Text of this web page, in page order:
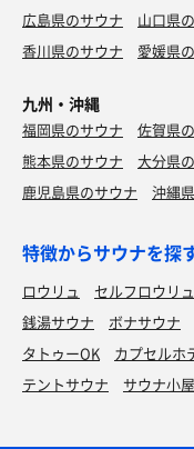
広島県のサウナ
山口県
香川県のサウナ
愛媛県
九州・沖縄
福岡県のサウナ 佐賀県
熊本県のサウナ
大分県
鹿児島県のサウナ
沖縄
特徴からサウナを探
ロウリュ セルフロウリュ
銭湯サウナ
ボナサウナ
タトゥーOK
カプセルホ
テントサウナ
サウナ小屋